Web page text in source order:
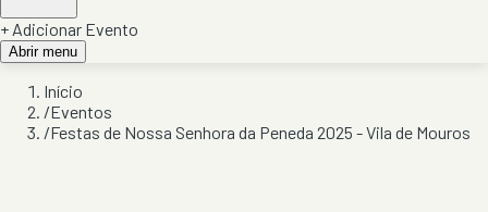
+ Adicionar Evento
Abrir menu
Início
/Eventos
/Festas de Nossa Senhora da Peneda 2025 - Vila de Mouros